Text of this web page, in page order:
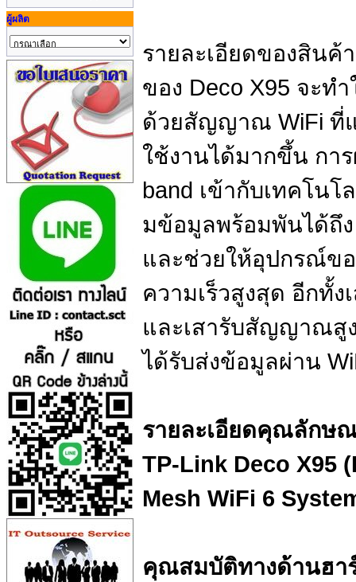
ผู้ผลิต
รายละเอียดของสินค้
ของ Deco X95 จะท
ด้วยสัญญาณ WiFi ที่แ
ใช้งานได้มากขึ้น กา
band เข้ากับเทคโน
มข้อมูลพร้อมพันได้ถึ
และช่วยให้อุปกรณ์ข
ความเร็วสูงสุด อีกทั้
และเสารับสัญญาณสู
ได้รับส่งข้อมูลผ่าน
รายละเอียดคุณลักษ
TP-Link Deco X95
Mesh WiFi 6
คุณสมบัติทางด้านฮา